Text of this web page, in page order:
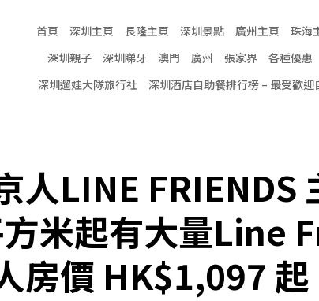
首頁 深圳主頁 長隆主頁 深圳景點 廣州主頁 珠海
深圳親子
深圳睇牙 澳門 廣州 張家界 各種優惠
深圳遛娃大隊旅行社
深圳酒店自助餐排行榜 – 最受歡迎
人LINE FRIENDS
米起有大量Line
房價 HK$1,097 起